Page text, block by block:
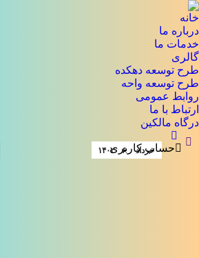
خانه
درباره ما
خدمات ما
گالری
طرح توسعه دهکده
طرح توسعه واحه
روابط عمومی
ارتباط با ما
درگاه مالکین
جستجو:
حساب کاربری
خرداد ۶ ۱۴۰۲